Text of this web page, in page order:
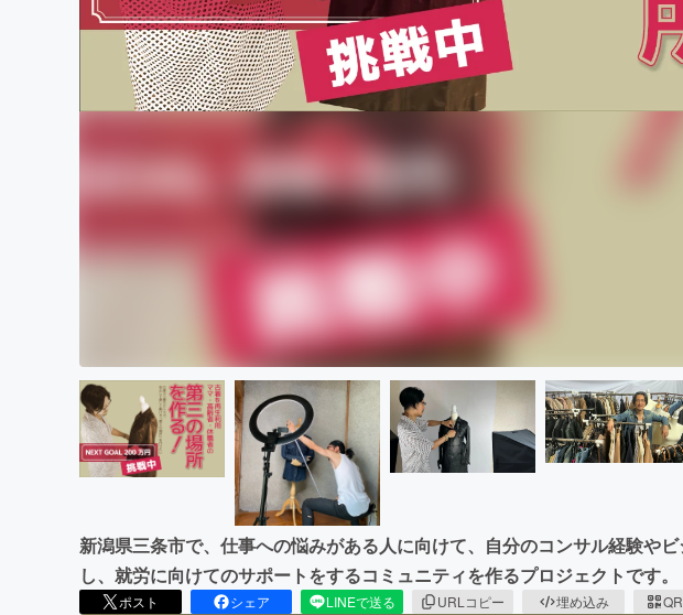
新潟県三条市で、仕事への悩みがある人に向けて、自分のコンサル経験や
し、就労に向けてのサポートをするコミュニティを作るプロジェクトです。
ポスト シェア LINEで送る URLコピー 埋め込み